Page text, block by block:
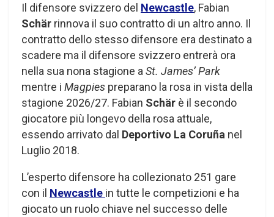
Il difensore svizzero del Newcastle, Fabian
Schär rinnova il suo contratto di un altro anno. Il
contratto dello stesso difensore era destinato a
scadere ma il difensore svizzero entrerà ora
nella sua nona stagione a St. James’ Park
mentre i Magpies preparano la rosa in vista della
stagione 2026/27. Fabian Schär è il secondo
giocatore più longevo della rosa attuale,
essendo arrivato dal Deportivo La Coruña nel
Luglio 2018.
L’esperto difensore ha collezionato 251 gare
con il Newcastle in tutte le competizioni e ha
giocato un ruolo chiave nel successo delle